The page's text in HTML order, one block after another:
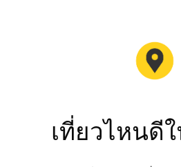
เที่ยวไหนดี